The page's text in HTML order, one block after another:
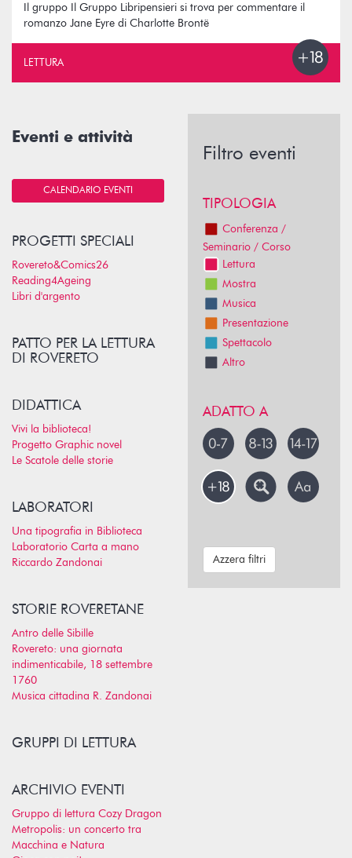
Il gruppo Il Gruppo Libripensieri si trova per commentare il
romanzo Jane Eyre di Charlotte Brontë
LETTURA
Eventi e attività
CALENDARIO EVENTI
PROGETTI SPECIALI
Rovereto&Comics26
Reading4Ageing
Libri d'argento
PATTO PER LA LETTURA
DI ROVERETO
DIDATTICA
Vivi la biblioteca!
Progetto Graphic novel
Le Scatole delle storie
LABORATORI
Una tipografia in Biblioteca
Laboratorio Carta a mano
Riccardo Zandonai
STORIE ROVERETANE
Antro delle Sibille
Rovereto: una giornata
indimenticabile, 18 settembre
1760
Musica cittadina R. Zandonai
GRUPPI DI LETTURA
ARCHIVIO EVENTI
Gruppo di lettura Cozy Dragon
Metropolis: un concerto tra
Macchina e Natura
Filtro eventi
TIPOLOGIA
Conferenza /
Seminario / Corso
Lettura
Mostra
Musica
Presentazione
Spettacolo
Altro
ADATTO A
Azzera filtri